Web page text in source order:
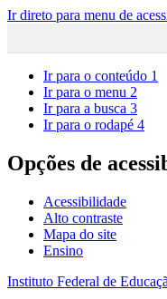
Ir direto para menu de
Ir para o conteúdo 1
Ir para o menu 2
Ir para a busca 3
Ir para o rodapé 4
Opções de
Acessibilidade
Alto contraste
Mapa do site
Ensino
Instituto Federal de